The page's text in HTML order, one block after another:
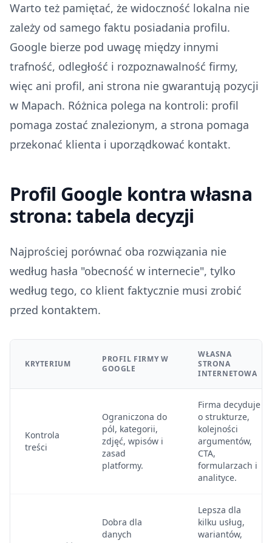
Warto też pamiętać, że widoczność lokalna nie
zależy od samego faktu posiadania profilu.
Google bierze pod uwagę między innymi
trafność, odległość i rozpoznawalność firmy,
więc ani profil, ani strona nie gwarantują pozycji
w Mapach. Różnica polega na kontroli: profil
pomaga zostać znalezionym, a strona pomaga
przekonać klienta i uporządkować kontakt.
Profil Google kontra własna
strona: tabela decyzji
Najprościej porównać oba rozwiązania nie
według hasła "obecność w internecie", tylko
według tego, co klient faktycznie musi zrobić
przed kontaktem.
KRYTERIUM
PROFIL FIRMY W
GOOGLE
WŁASNA
STRONA
INTERNETOWA
Kontrola
treści
Ograniczona do
pól, kategorii,
zdjęć, wpisów i
zasad
platformy.
Firma decyduje
o strukturze,
kolejności
argumentów,
CTA,
formularzach i
analityce.
Dobra dla
danych
Lepsza dla
kilku usług,
wariantów,